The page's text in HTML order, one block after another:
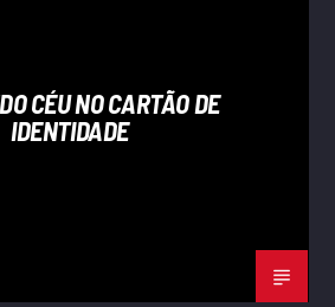
CÉU NO CARTÃO DE
IDENTIDADE